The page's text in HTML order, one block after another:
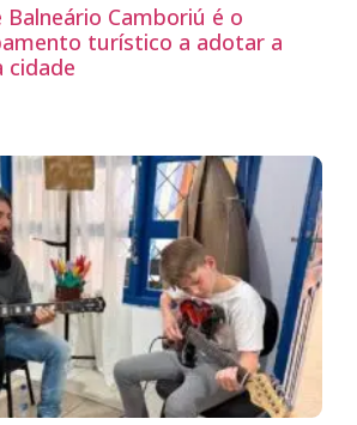
Camboriú é o
turístico a adotar a
cidade